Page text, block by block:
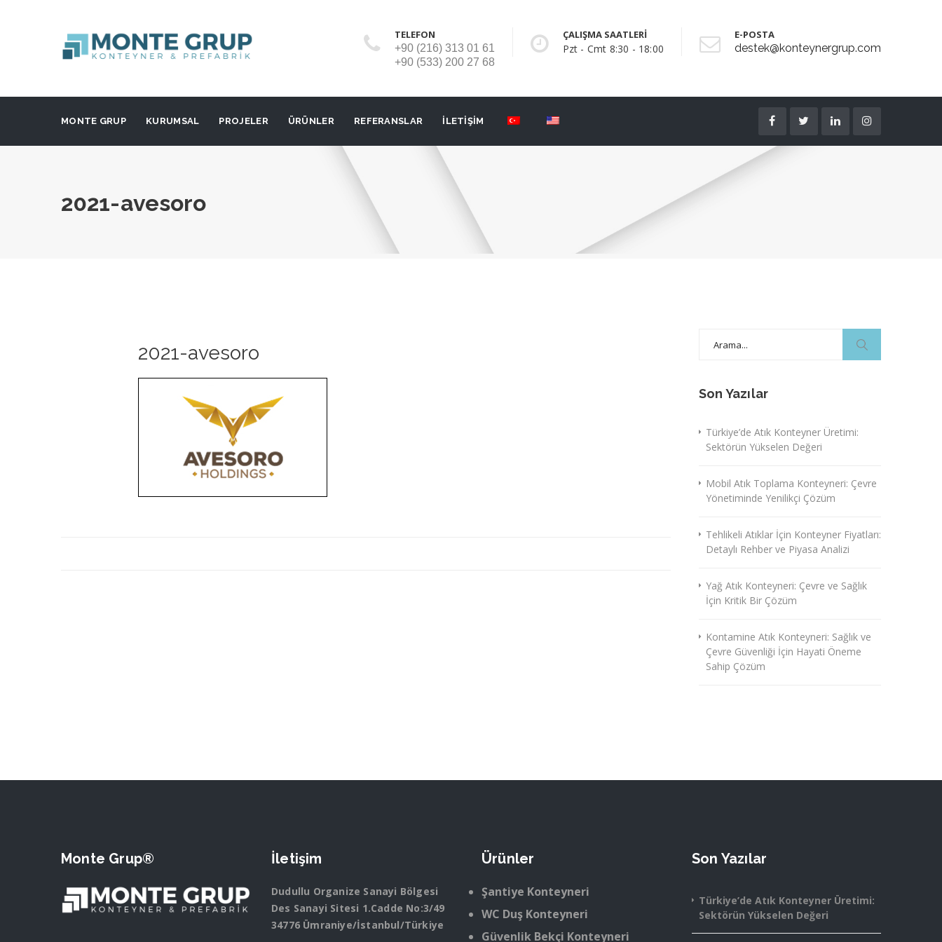
TELEFON
+90 (216) 313 01 61
+90 (533) 200 27 68
ÇALIŞMA SAATLERİ
Pzt - Cmt 8:30 - 18:00
E-POSTA
destek@konteynergrup.com
MONTE GRUP KURUMSAL PROJELER ÜRÜNLER REFERANSLAR İLETİŞİM
2021-avesoro
2021-avesoro
Son Yazılar
Türkiye’de Atık Konteyner Üretimi:
Sektörün Yükselen Değeri
Mobil Atık Toplama Konteyneri: Çevre
Yönetiminde Yenilikçi Çözüm
Tehlikeli Atıklar İçin Konteyner Fiyatları:
Detaylı Rehber ve Piyasa Analizi
Yağ Atık Konteyneri: Çevre ve Sağlık
İçin Kritik Bir Çözüm
Kontamine Atık Konteyneri: Sağlık ve
Çevre Güvenliği İçin Hayati Öneme
Sahip Çözüm
Monte Grup® İletişim
Dudullu Organize Sanayi Bölgesi
Des Sanayi Sitesi 1.Cadde No:3/49
34776 Ümraniye/İstanbul/Türkiye
Ürünler
Şantiye Konteyneri
WC Duş Konteyneri
Güvenlik Bekçi Konteyneri
Son Yazılar
Türkiye’de Atık Konteyner Üretimi:
Sektörün Yükselen Değeri